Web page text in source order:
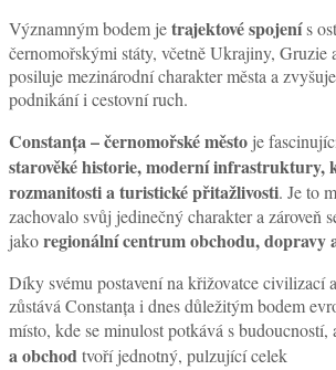
Významným bodem jetrajektové spojenís
černomořskými státy, včetně Ukrajiny, Gruzie
posiluje mezinárodní charakter města a
podnikání i cestovní ruch.
Constanța – černomořské město je
starověké historie, moderní infrastruktury,
rozmanitosti a turistické přitažlivosti. Je to
zachovalo svůj jedinečný charakter a zároveň
jakoregionální centrum obchodu, dopravy
Díky svému postavení na křižovatce civilizací
zůstává Constanța i dnes důležitým bodem
místo, kde se minulost potkává s budoucností,
a obchodtvoří jednotný, pulzující celek